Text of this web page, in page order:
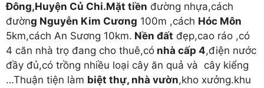
Đông,Huyện Củ Chi.Mặt tiền đường nhựa,cách
đường Nguyễn Kim Cương 100m ,cách Hóc Môn
5km,cách An Sương 10km. Nền đất đẹp,cao ráo ,có
4 căn nhà trọ đang cho thuê,có nhà cấp 4,điện nước
đầy đủ,có trồng nhiều loại cây ăn quả và cây kiểng
…Thuận tiện làm biệt thự, nhà vườn,kho xưởng.khu